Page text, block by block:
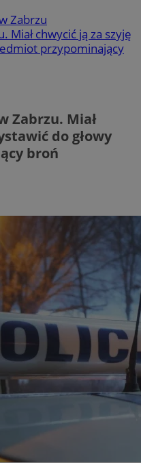
Zabrzu
Miał chwycić ją za szyję
przypominający
Zabrzu. Miał
do głowy
broń